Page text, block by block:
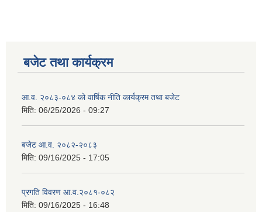
बजेट तथा कार्यक्रम
आ.व. २०८३-०८४ को वार्षिक नीति कार्यक्रम तथा बजेट
मिति: 06/25/2026 - 09:27
बजेट आ.व. २०८२-२०८३
मिति: 09/16/2025 - 17:05
प्रगति विवरण आ.व.२०८१-०८२
मिति: 09/16/2025 - 16:48